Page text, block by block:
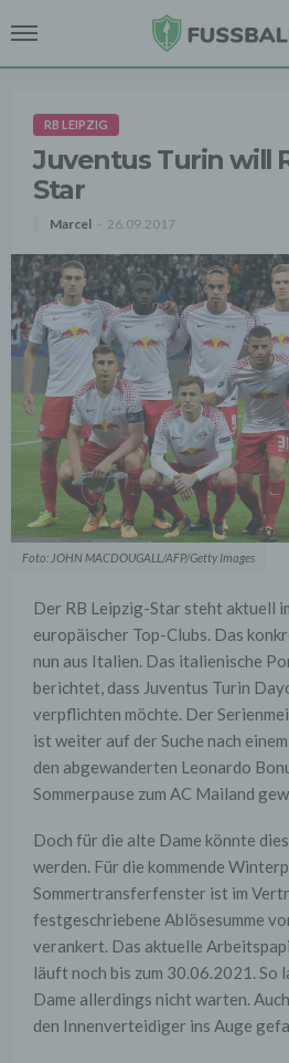
RB LEIPZIG
Juventus Turin will
Star
Marcel 26.09.2017
Foto: JOHN MACDOUGALL/AFP/Getty Images
Der RB Leipzig-Star steht aktuell
europäischer Top-Clubs. Das
nun aus Italien. Das italienische
berichtet, dass Juventus Turin
verpflichten möchte. Der
ist weiter auf der Suche nach
den abgewanderten Leonardo
Sommerpause zum AC Mailand
Doch für die alte Dame könnte
werden. Für die kommende
Sommertransferfenster ist im
festgeschriebene Ablösesumme
verankert. Das aktuelle
läuft noch bis zum 30.06.2021. So
Dame allerdings nicht warten.
den Innenverteidiger ins Auge